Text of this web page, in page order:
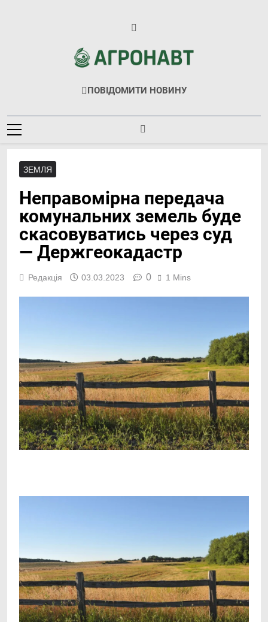
Агронавт
Новини Українського Агробізнесу
ПОВІДОМИТИ НОВИНУ
ЗЕМЛЯ
Неправомірна передача
комунальних земель буде
скасовуватись через суд
— Держгеокадастр
Редакція 03.03.2023 0 1 Mins
Link